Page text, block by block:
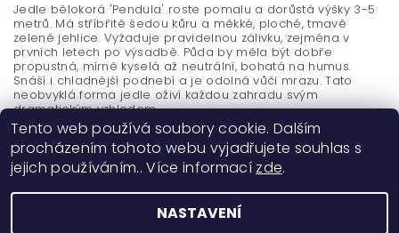
Jedle bělokorá 'Pendula' roste pomalu a dorůstá výšky 3-5
metrů. Má stříbřitě šedou kůru a měkké, ploché, tmavě
zelené jehlice. Vyžaduje pravidelnou zálivku, zejména v
prvních letech po výsadbě. Půda by měla být dobře
propustná, mírně kyselá až neutrální, bohatá na humus.
Snáší i chladnější podnebí a je odolná vůči mrazu. Tato
neobvyklá forma jedle oživí každou zahradu svým
dramatickým vzhledem.
Tento web používá soubory cookie. Dalším
procházením tohoto webu vyjadřujete souhlas s
jejich používáním.. Více informací zde.
NASTAVENÍ